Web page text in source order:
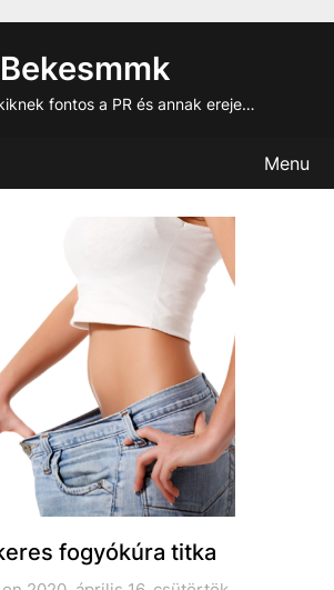
Bekesmmk
fontos a PR és annak ereje…
Menu
fogyókúra titka